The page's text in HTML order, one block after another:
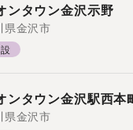
ンタウン金沢示野
県金沢市
ンタウン金沢駅西本
県金沢市